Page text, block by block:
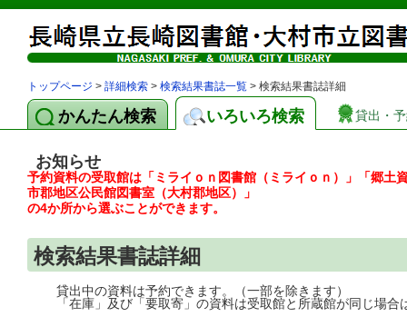
トップページ > 詳細検索 > 検索結果書誌一覧 > 検索結果書誌詳細
かんたん検索 いろいろ検索 貸出・
お知らせ
予約資料の受取館は「ミライｏｎ図書館（ミライｏｎ）」「郷
市郡地区公民館図書室（大村郡地区）」
の4か所から選ぶことができます。
検索結果書誌詳細
貸出中の資料は予約できます。（一部を除きます）
「在庫」及び「要取寄」の資料は受取館と所蔵館が同じ場合